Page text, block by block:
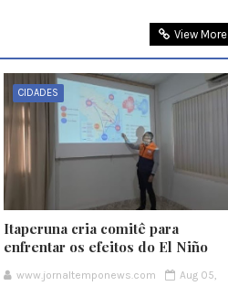
View More
CIDADES
Itaperuna cria comitê para
enfrentar os efeitos do El Niño
www.jornaltemponews.com
Aug 05,